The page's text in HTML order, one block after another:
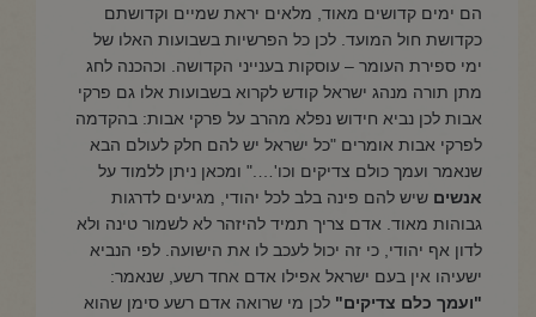
הם ימים קדושים מאוד, מלאים יראת שמיים וקדושתם
כקדושת חול המועד. לכן כל הפרשיות בשבועות האלו של
ימי ספירת העומר – עוסקות בענייני הקדושה. וכהכנה לחג
מתן תורה מנהג ישראל קודש לקרוא בשבועות אלו גם פרקי
אבות לכן נביא חידוש נפלא מהרב על פרקי אבות: בהקדמה
לפרקי אבות אומרים "כל ישראל יש להם חלק לעולם הבא
שנאמר ועמך כולם צדיקים וכו'…." ומכאן ניתן ללמוד על
אנשים שיש להם פינה בלב לכל יהודי, מגיעים לדרגות
גבוהות מאוד. אדם צריך תמיד להיזהר לא לשמור טינה ולא
לדון אף יהודי, כי זה יכול לעכב לו את הישועה. לפי הנביא
ישעיהו אין בעם ישראל אפילו אדם אחד רשע, שנאמר:
"ועמך כלם צדיקים" לכן מי שרואה אדם רשע סימן שהוא